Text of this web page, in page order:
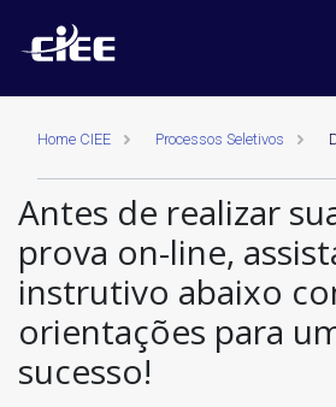
Home CIEE Processos Seletivos
Antes de realizar
prova on-line,
instrutivo abaixo
orientações para
sucesso!